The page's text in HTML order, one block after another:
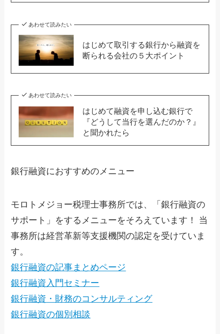
あわせて読みたい
はじめて取引する銀行から融資を
断られる会社の５大ポイント
あわせて読みたい
はじめて融資を申し込む銀行で
『どうして当行を選んだのか？』
と聞かれたら
銀行融資におすすめのメニュー
モロトメジョー税理士事務所では、「銀行融資の
サポート」をするメニューをそろえています！ 当
事務所は経営革新等支援機関の認定を受けていま
す。
銀行融資の記事まとめページ
銀行融資入門セミナー
銀行融資・財務のコンサルティング
銀行融資の個別相談